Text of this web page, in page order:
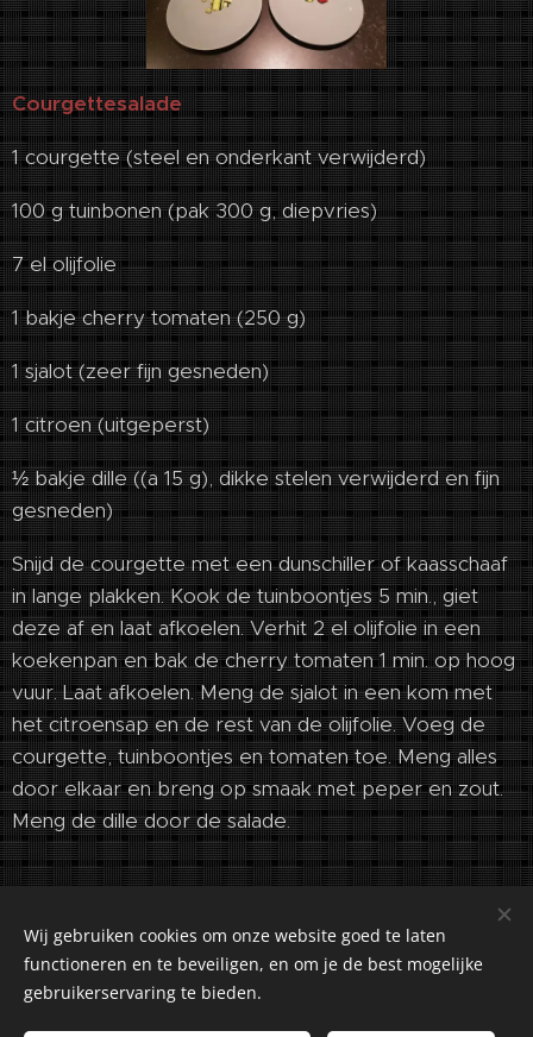
Courgettesalade
1 courgette (steel en onderkant verwijderd)
100 g tuinbonen (pak 300 g, diepvries)
7 el olijfolie
1 bakje cherry tomaten (250 g)
1 sjalot (zeer fijn gesneden)
1 citroen (uitgeperst)
½ bakje dille ((a 15 g), dikke stelen verwijderd en fijn
gesneden)
Snijd de courgette met een dunschiller of kaasschaaf
in lange plakken. Kook de tuinboontjes 5 min., giet
deze af en laat afkoelen. Verhit 2 el olijfolie in een
koekenpan en bak de cherry tomaten 1 min. op hoog
vuur. Laat afkoelen. Meng de sjalot in een kom met
het citroensap en de rest van de olijfolie. Voeg de
courgette, tuinboontjes en tomaten toe. Meng alles
door elkaar en breng op smaak met peper en zout.
Meng de dille door de salade.
©2018-2026 Kuiranto Culinary Creations. Oosseldstraat 8,
Wij gebruiken cookies om onze website goed te laten
functioneren en te beveiligen, en om je de best mogelijke
gebruikerservaring te bieden.